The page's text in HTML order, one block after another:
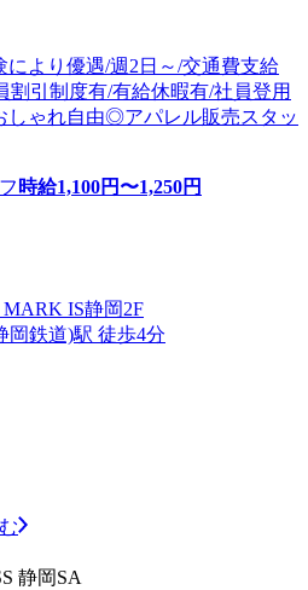
より優遇/週2日～/交通費支給
割引制度有/有給休暇有/社員登用
ゃれ自由◎アパレル販売スタッ
時給1,100円〜1,250円
IS静岡2F
岡鉄道)駅 徒歩4分
静岡SA